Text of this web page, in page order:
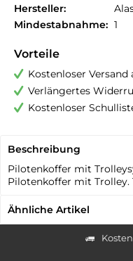
Hersteller:
Mindestabnahme: 1
Vorteile
Kostenloser Versand
Verlängertes
Kostenloser
Beschreibung
Pilotenkoffer mit
Pilotenkoffer mit Trolley.
Ähnliche Artikel